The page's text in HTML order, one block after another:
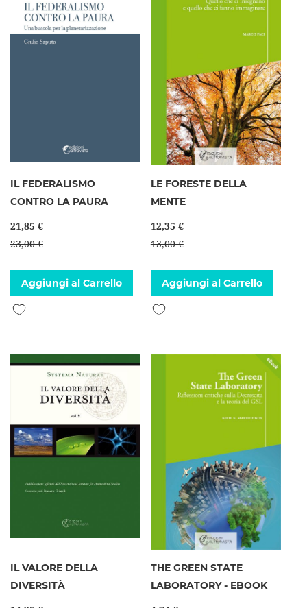
IL FEDERALISMO
CONTRO LA PAURA
21,85 €
23,00 €
Aggiungi al Carrello
Aggiungi alla lista desideri
LE FORESTE DELLA
MENTE
12,35 €
13,00 €
Aggiungi al Carrello
Aggiungi alla lista desideri
IL VALORE DELLA
DIVERSITÀ
THE GREEN STATE
LABORATORY - EBOOK